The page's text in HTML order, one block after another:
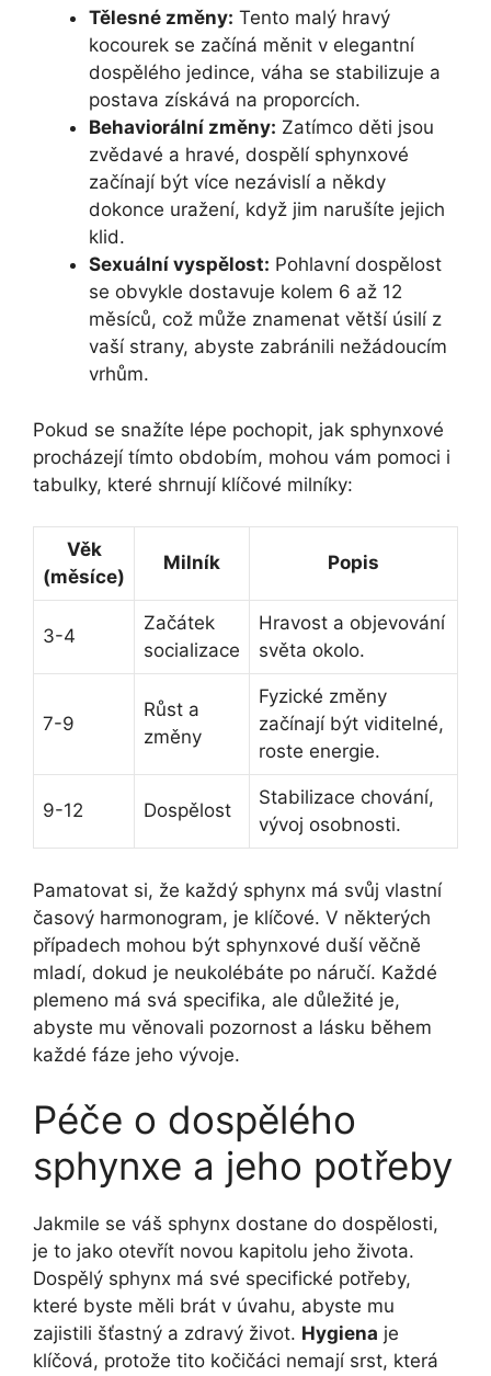
Tělesné změny: Tento malý hravý
kocourek se začíná měnit v elegantní
dospělého jedince, váha se stabilizuje a
postava získává na proporcích.
Behaviorální změny: Zatímco děti jsou
zvědavé a hravé, dospělí sphynxové
začínají být více nezávislí a někdy
dokonce uražení, když jim narušíte jejich
klid.
Sexuální vyspělost: Pohlavní dospělost
se obvykle dostavuje kolem 6 až 12
měsíců, což může znamenat větší úsilí z
vaší strany, abyste zabránili nežádoucím
vrhům.
Pokud se snažíte lépe pochopit, jak sphynxové
procházejí tímto obdobím, mohou vám pomoci i
tabulky, které shrnují klíčové milníky:
Věk
(měsíce)
Milník Popis
3-4
Začátek
socializace
Hravost a objevování
světa okolo.
7-9
Růst a
změny
Fyzické změny
začínají být viditelné,
roste energie.
9-12 Dospělost
Stabilizace chování,
vývoj osobnosti.
Pamatovat si, že každý sphynx má svůj vlastní
časový harmonogram, je klíčové. V některých
případech mohou být sphynxové duší věčně
mladí, dokud je neukolébáte po náručí. Každé
plemeno má svá specifika, ale důležité je,
abyste mu věnovali pozornost a lásku během
každé fáze jeho vývoje.
Péče o dospělého
sphynxe a jeho potřeby
Jakmile se váš sphynx dostane do dospělosti,
je to jako otevřít novou kapitolu jeho života.
Dospělý sphynx má své specifické potřeby,
které byste měli brát v úvahu, abyste mu
zajistili šťastný a zdravý život. Hygiena je
klíčová, protože tito kočičáci nemají srst, která